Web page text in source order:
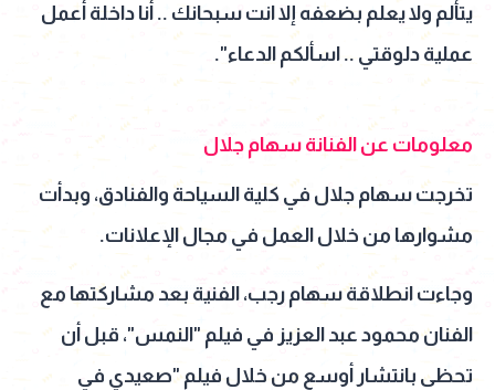
يتألم ولا يعلم بضعفه إلا انت سبحانك .. أنا داخلة أعمل
عملية دلوقتي .. اسألكم الدعاء".
معلومات عن الفنانة سهام جلال
تخرجت سهام جلال في كلية السياحة والفنادق، وبدأت
مشوارها من خلال العمل في مجال الإعلانات.
وجاءت انطلاقة سهام رجب، الفنية بعد مشاركتها مع
الفنان محمود عبد العزيز في فيلم "النمس"، قبل أن
تحظى بانتشار أوسع من خلال فيلم "صعيدي في